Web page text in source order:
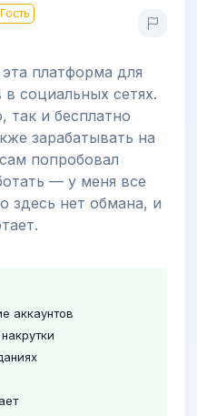
Гость
платформа для
социальных сетях.
так и бесплатно
зарабатывать на
попробовал
— у меня все
здесь нет обмана, и
аккаунтов